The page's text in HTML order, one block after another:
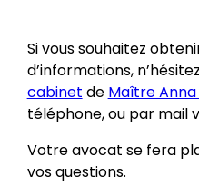
Si vous souhaitez
d’informations,
cabinet de Maître
téléphone, ou par mail
Votre avocat se fera
vos questions.